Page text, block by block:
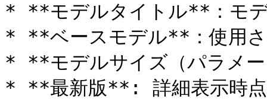
* **モデルタイトル**：モ
* **ベースモデル**：使用さ
* **モデルサイズ（パラメ
* **最新版**: 詳細表示時点